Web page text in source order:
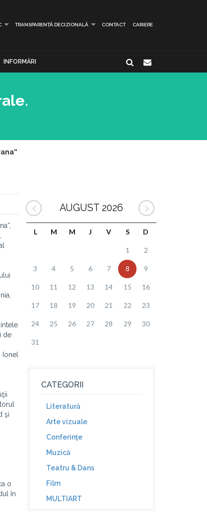
TRANSPARENȚĂ DECIZIONALĂ CONTACT CARIERE
INFORMĂRI
de
şi
o
în
AUGUST 2026
L M M J V S D
1 2
3 4 5 6 7 8 9
10 11 12 13 14 15 16
17 18 19 20 21 22 23
24 25 26 27 28 29 30
31
CATEGORII
Literatură
Arte vizuale
Conferinţe
Muzică
Teatru & Dans
Film
MULTIART